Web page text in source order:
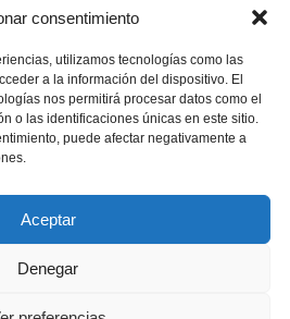
consentimiento
utilizamos tecnologías como las
a la información del dispositivo. El
nos permitirá procesar datos como el
o las identificaciones únicas en este sitio.
puede afectar negativamente a
Aceptar
Denegar
Mayo 2015
Nº 86
Ver más
Nº 84